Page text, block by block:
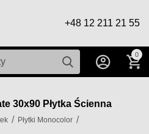
+48 12 211 21 55
0
30x90 Płytka Ścienna
/ Płytki Monocolor /